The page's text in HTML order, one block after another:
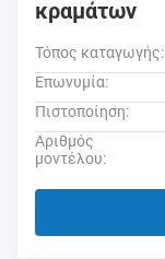
κραμάτων
Τόπος καταγωγής:
Επωνυμία:
Πιστοποίηση:
Αριθμός
μοντέλου: